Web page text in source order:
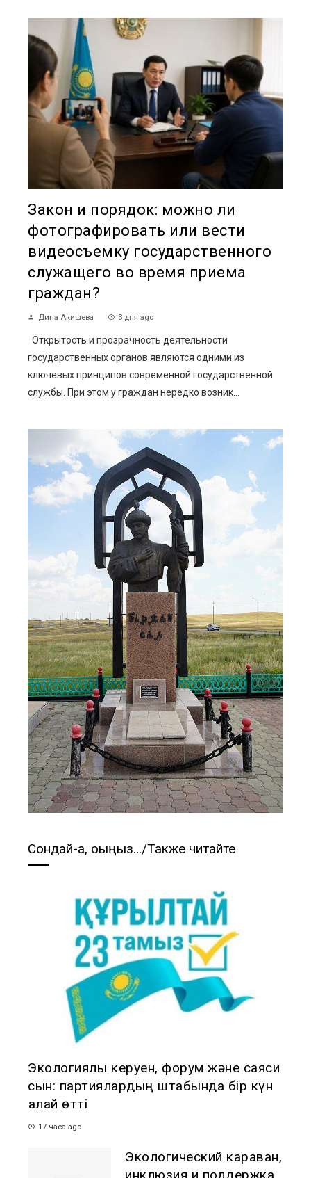
Закон и порядок: можно ли
фотографировать или вести
видеосъемку государственного
служащего во время приема
граждан?
Дина Акишева 3 дня ago
Открытость и прозрачность деятельности
государственных органов являются одними из
ключевых принципов современной государственной
службы. При этом у граждан нередко возник...
Сондай-ақ, оқыңыз…/Также читайте
Экологиялық керуен, форум және саяси
сын: партиялардың штабында бір күн
қалай өтті
17 часа ago
Экологический караван,